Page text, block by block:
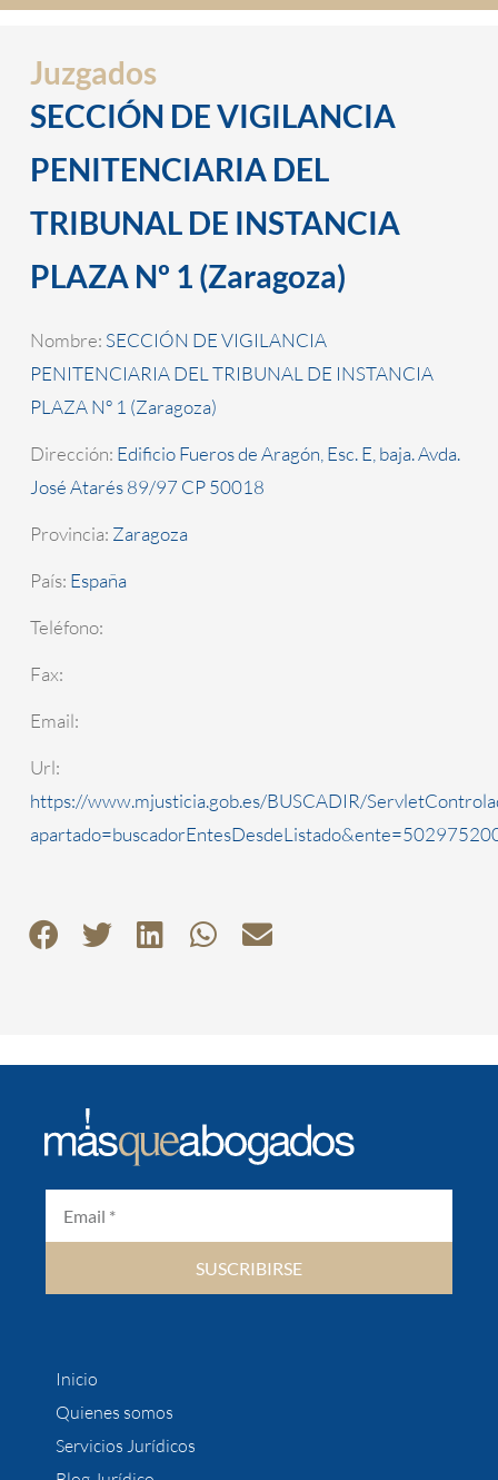
Juzgados
SECCIÓN DE VIGILANCIA
PENITENCIARIA DEL
TRIBUNAL DE INSTANCIA
PLAZA Nº 1 (Zaragoza)
Nombre: SECCIÓN DE VIGILANCIA
PENITENCIARIA DEL TRIBUNAL DE INSTANCIA
PLAZA Nº 1 (Zaragoza)
Dirección: Edificio Fueros de Aragón, Esc. E, baja. Avda.
José Atarés 89/97 CP 50018
Provincia: Zaragoza
País: España
Teléfono:
Fax:
Email:
Url:
https://www.mjusticia.gob.es/BUSCADIR/
SUSCRIBIRSE
Inicio
Quienes somos
Servicios Jurídicos